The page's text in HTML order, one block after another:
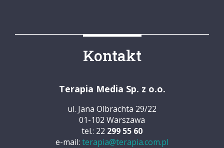
Kontakt
Terapia Media Sp. z o.o.
ul. Jana Olbrachta 29/22
01-102 Warszawa
tel.: 22 299 55 60
e-mail: terapia@terapia.com.pl